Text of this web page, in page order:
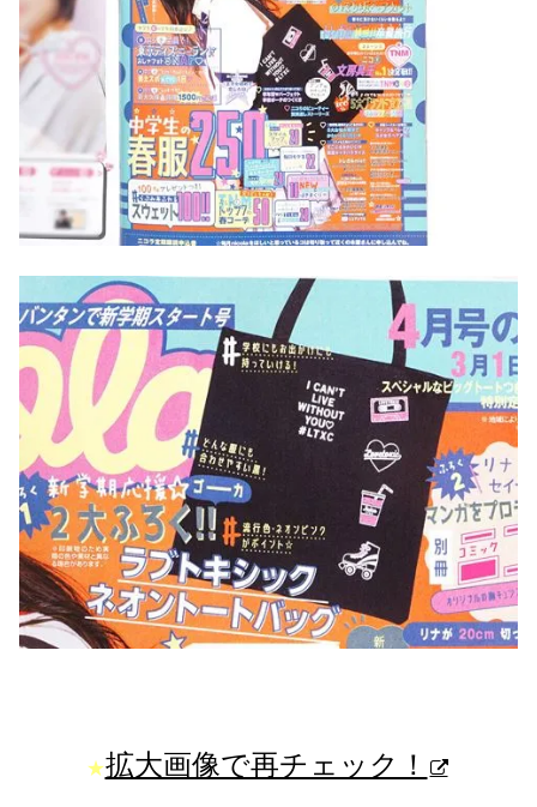
★拡大画像で再チェック！